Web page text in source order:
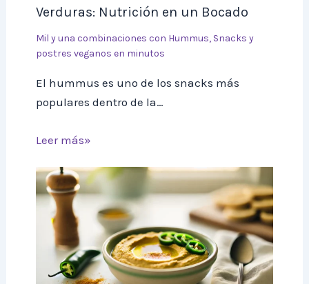
Verduras: Nutrición en un Bocado
Mil y una combinaciones con Hummus, Snacks y
postres veganos en minutos
El hummus es uno de los snacks más
populares dentro de la…
Leer más»